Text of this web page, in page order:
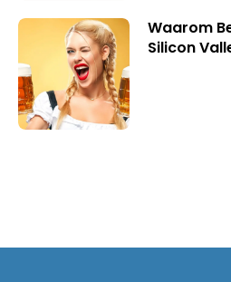
Waarom
Silicon